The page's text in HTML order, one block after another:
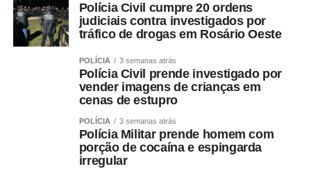
Polícia Civil cumpre 20 ordens
judiciais contra investigados por
tráfico de drogas em Rosário Oeste
POLÍCIA 3 semanas atrás
Polícia Civil prende investigado por
vender imagens de crianças em
cenas de estupro
POLÍCIA 3 semanas atrás
Polícia Militar prende homem com
porção de cocaína e espingarda
irregular